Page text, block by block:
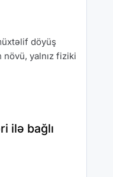
döyüş
növü, yalnız fiziki
ilə bağlı